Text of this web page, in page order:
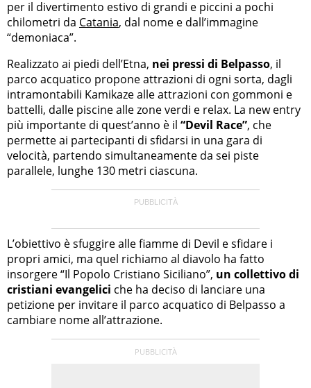
per il divertimento estivo di grandi e piccini a pochi
chilometri da Catania, dal nome e dall’immagine
“demoniaca”.
Realizzato ai piedi dell’Etna, nei pressi di Belpasso, il
parco acquatico propone attrazioni di ogni sorta, dagli
intramontabili Kamikaze alle attrazioni con gommoni e
battelli, dalle piscine alle zone verdi e relax. La new entry
più importante di quest’anno è il “Devil Race”, che
permette ai partecipanti di sfidarsi in una gara di
velocità, partendo simultaneamente da sei piste
parallele, lunghe 130 metri ciascuna.
L’obiettivo è sfuggire alle fiamme di Devil e sfidare i
propri amici, ma quel richiamo al diavolo ha fatto
insorgere “Il Popolo Cristiano Siciliano”, un collettivo di
cristiani evangelici che ha deciso di lanciare una
petizione per invitare il parco acquatico di Belpasso a
cambiare nome all’attrazione.